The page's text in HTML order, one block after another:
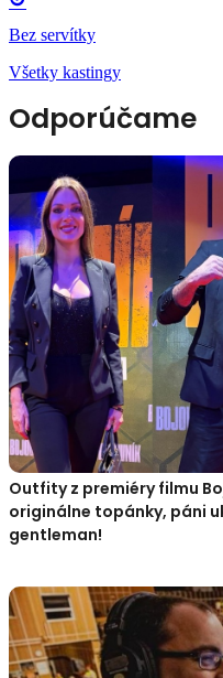
Bez servítky
Všetky kastingy
Odporúčame
Outfity z premiéry filmu
originálne topánky, páni
gentleman!